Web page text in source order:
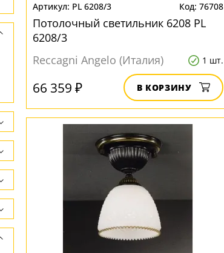
PL 6208/3 76708
Потолочный светильник 6208 PL
6208/3
Reccagni Angelo (Италия)
1 шт.
66 359 ₽ В КОРЗИНУ